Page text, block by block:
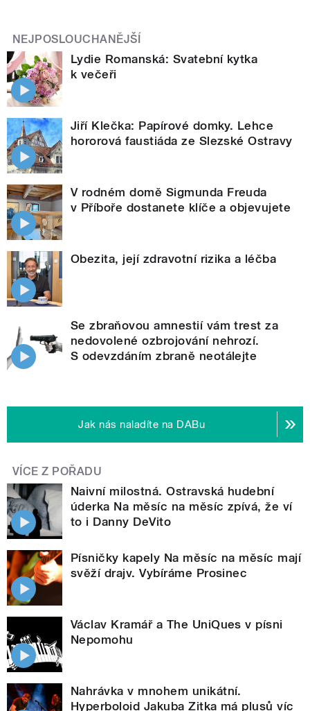
NEJPOSLOUCHANĚJŠÍ
Lydie Romanská: Svatební kytka
k večeři
Jiří Klečka: Papírové domky. Lehce
hororová faustiáda ze Slezské Ostravy
V rodném domě Sigmunda Freuda
v Příboře dostanete klíče a objevujete
Obezita, její zdravotní rizika a léčba
Se zbraňovou amnestií vám trest za
nedovolené ozbrojování nehrozí.
S odevzdáním zbraně neotálejte
Jak nás naladíte na DABu
VÍCE Z POŘADU
Naivní milostná. Ostravská hudební
úderka Na měsíc na měsíc zpívá, že ví
to i Danny DeVito
Písničky kapely Na měsíc na měsíc mají
svěží drajv. Vybíráme Prosinec
Václav Kramář a The UniQues v písni
Nepomohu
Nahrávka v mnohem unikátní.
Hyperboloid Jakuba Zitka má plusů víc